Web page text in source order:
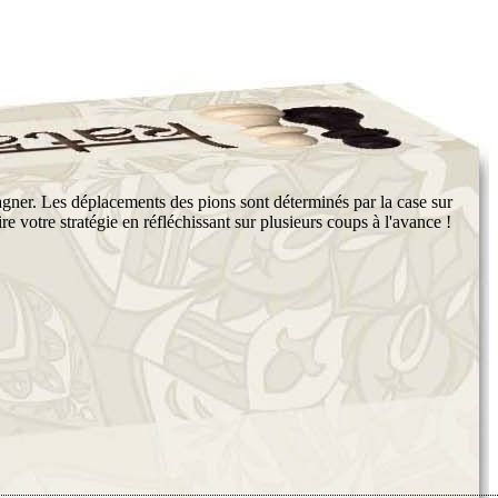
Les déplacements des pions sont déterminés par la case sur
votre stratégie en réfléchissant sur plusieurs coups à l'avance !